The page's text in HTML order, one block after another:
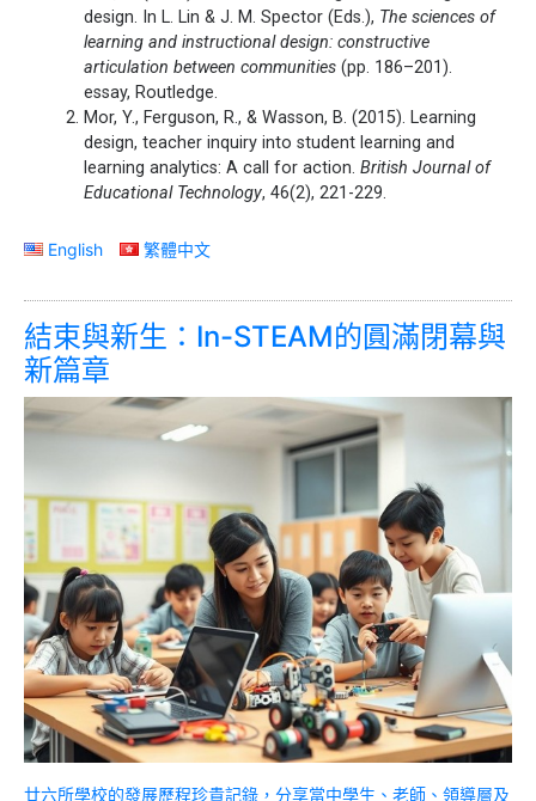
design. In L. Lin & J. M. Spector (Eds.), The sciences of
learning and instructional design: constructive
articulation between communities (pp. 186–201).
essay, Routledge.
Mor, Y., Ferguson, R., & Wasson, B. (2015). Learning
design, teacher inquiry into student learning and
learning analytics: A call for action. British Journal of
Educational Technology, 46(2), 221-229.
English 繁體中文
結束與新生：In-STEAM的圓滿閉幕與
新篇章
廿六所學校的發展歷程珍貴記錄，分享當中學生、老師、領導層及